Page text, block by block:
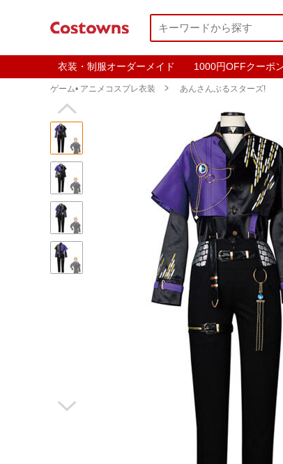
衣装・制服オーダーメイド 1000円OFFクーポ
ゲーム• アニメコスプレ衣装  あんさんぶるスターズ!

